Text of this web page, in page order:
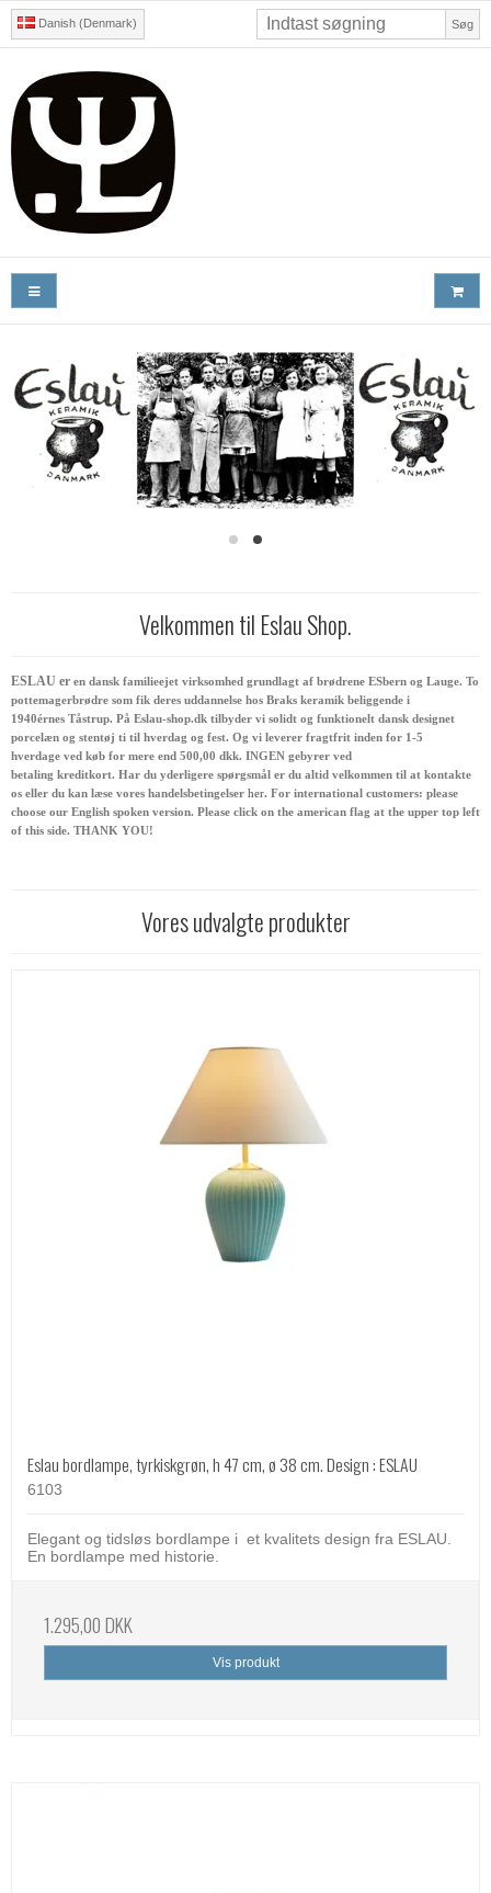
Danish (Denmark) Søg
Velkommen til Eslau Shop.
ESLAU er en dansk familieejet virksomhed grundlagt af brødrene ESbern og Lauge. To
pottemagerbrødre som fik deres uddannelse hos Braks keramik beliggende i
1940érnes Tåstrup. På Eslau-shop.dk tilbyder vi solidt og funktionelt dansk designet
porcelæn og stentøj ti til hverdag og fest. Og vi leverer fragtfrit inden for 1-5
hverdage ved køb for mere end 500,00 dkk. INGEN gebyrer ved
betaling kreditkort. Har du yderligere spørgsmål er du altid velkommen til at kontakte
os eller du kan læse vores handelsbetingelser her. For international customers: please
choose our English spoken version. Please click on the american flag at the upper top left
of this side. THANK YOU!
Vores udvalgte produkter
Eslau bordlampe, tyrkiskgrøn, h 47 cm, ø 38 cm. Design : ESLAU
6103
Elegant og tidsløs bordlampe i et kvalitets design fra ESLAU.
En bordlampe med historie.
1.295,00 DKK
Vis produkt